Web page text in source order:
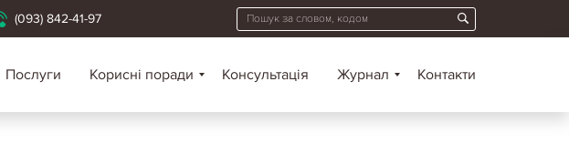
(093) 842-41-97
Послуги Корисні поради Консультація Журнал Контакти